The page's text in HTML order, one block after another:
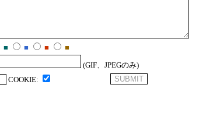
■ ■ ■
■
(GIF、JPEGのみ)
COOKIE: